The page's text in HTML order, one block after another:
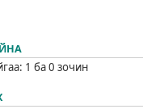
1 ба 0 зочин